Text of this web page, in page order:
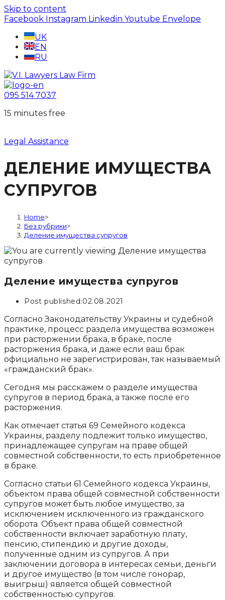
Skip to content
Facebook Instagram Linkedin Youtube Envelope
UK
EN
RU
095 514 7037
15 minutes free
Legal Assistance
ДЕЛЕНИЕ ИМУЩЕСТВА
СУПРУГОВ
Home>
Без рубрики>
Деление имущества супругов
Деление имущества супругов
Post published:02.08.2021
Согласно Законодательству Украины и судебной
практике, процесс раздела имущества возможен
при расторжении брака, в браке, после
расторжения брака, и даже если ваш брак
официально не зарегистрирован, так называемый
«гражданский брак».
Сегодня мы расскажем о разделе имущества
супругов в период брака, а также после его
расторжения.
Как отмечает статья 69 Семейного кодекса
Украины, разделу подлежит только имущество,
принадлежащее супругам на праве общей
совместной собственности, то есть приобретенное
в браке.
Согласно статьи 61 Семейного кодекса Украины,
объектом права общей совместной собственности
супругов может быть любое имущество, за
исключением исключенного из гражданского
оборота. Объект права общей совместной
собственности включает заработную плату,
пенсию, стипендию и другие доходы,
полученные одним из супругов. А при
заключении договора в интересах семьи, деньги
и другое имущество (в том числе гонорар,
выигрыш) является общей совместной
собственностью супругов.